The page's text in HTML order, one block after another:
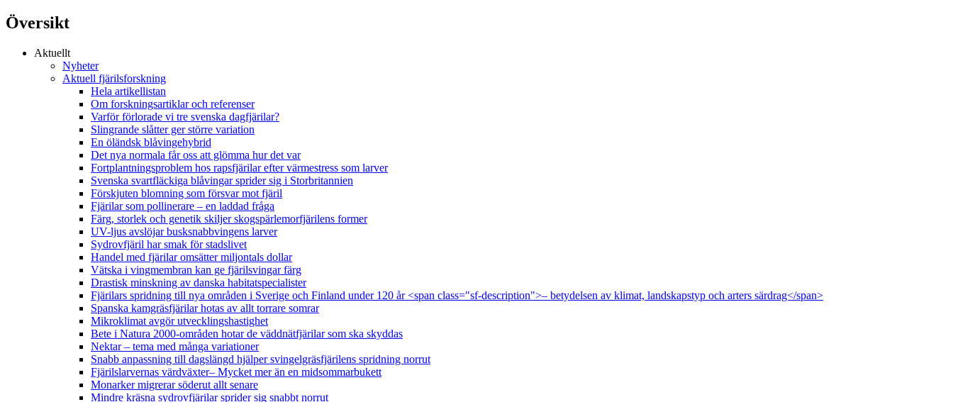
Översikt
Aktuellt
Nyheter
Aktuell fjärilsforskning
Hela artikellistan
Om forskningsartiklar och referenser
Varför förlorade vi tre svenska dagfjärilar?
Slingrande slåtter ger större variation
En öländsk blåvingehybrid
Det nya normala får oss att glömma hur det var
Fortplantningsproblem hos rapsfjärilar efter värmestress som larver
Svenska svartfläckiga blåvingar sprider sig i Storbritannien
Förskjuten blomning som försvar mot fjäril
Fjärilar som pollinerare – en laddad fråga
Färg, storlek och genetik skiljer skogspärlemorfjärilens former
UV-ljus avslöjar busksnabbvingens larver
Sydrovfjäril har smak för stadslivet
Handel med fjärilar omsätter miljontals dollar
Vätska i vingmembran kan ge fjärilsvingar färg
Drastisk minskning av danska habitatspecialister
Fjärilars spridning till nya områden i Sverige och Finland under 120 år <span class="sf-description">– betydelsen av klimat, landskapstyp och arters särdrag</span>
Spanska kamgräsfjärilar hotas av allt torrare somrar
Mikroklimat avgör utvecklingshastighet
Bete i Natura 2000-områden hotar de väddnätfjärilar som ska skyddas
Nektar – tema med många variationer
Snabb anpassning till dagslängd hjälper svingelgräsfjärilens spridning norrut
Fjärilslarvernas värdväxter– Mycket mer än en midsommarbukett
Monarker migrerar söderut allt senare
Mindre kräsna sydrovfjärilar sprider sig snabbt norrut